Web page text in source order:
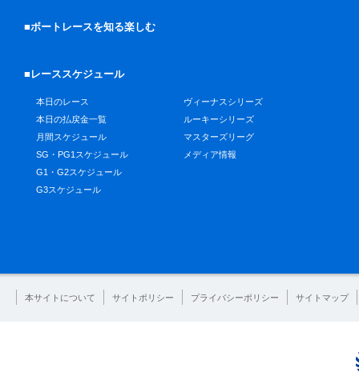
■ボートレースを知る楽しむ
■レーススケジュール
本日のレース
本日の払戻金一覧
月間スケジュール
SG・PG1スケジュール
G1・G2スケジュール
G3スケジュール
ヴィーナスシリーズ
ルーキーシリーズ
マスターズリーグ
メディア情報
本サイトについて サイトポリシー プライバシーポリシー サイトマップ